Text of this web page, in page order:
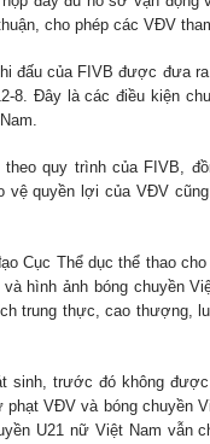
cho phép các VĐV
đấu của FIVB được đưa
8. Đây là các điều kiện
quy trình của FIVB,
vệ quyền lợi của VĐV
Cục Thể dục thể thao
hình ảnh bóng chuyền
trung thực, cao thượng,
trước đó không được
VĐV và bóng chuyền
U21 nữ Việt Nam vẫn